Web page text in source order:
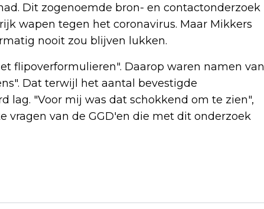
Dit zogenoemde bron- en contactonderzoek
wapen tegen het coronavirus. Maar Mikkers
nooit zou blijven lukken.
flipoverformulieren". Daarop waren namen van
Dat terwijl het aantal bevestigde
lag. "Voor mij was dat schokkend om te zien",
vragen van de GGD'en die met dit onderzoek
MIKKERS ZAG AL VROEG DAT